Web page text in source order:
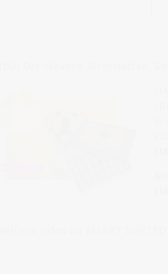
NEU! Die clevere Alternative.